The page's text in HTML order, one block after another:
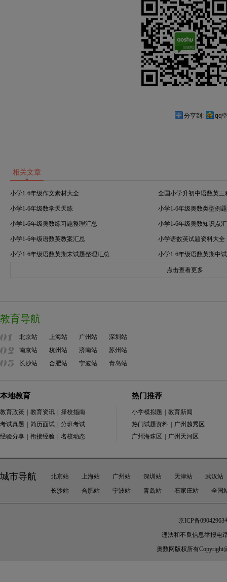
分享到: qq
相关文章
小学1-6年级作文素材大全 全国小学升初中语数英三
小学1-6年级数学天天练 小学1-6年级奥数类型例
小学1-6年级奥数练习题整理汇总 小学1-6年级奥数知识点
小学1-6年级语数英教案汇总 小学语数英试题资料大全
小学1-6年级语数英期末试题整理汇总 小学1-6年级语数英期中
点击查看更多
教育导航
北京站 上海站 广州站
深圳站
南京站
杭州站 济南站
苏州站
长沙站
合肥站 宁波站 青岛站
本地教育
教育政策 教育资讯
择校指南
考试真题
简历面试
分班考试
经验分享
衔接经验 名校动态
热门推荐
小学模拟题
教育新闻
热门试题资料
广州越秀区
广州海珠区
广州天河区
城市导航 北京站 上海站 广州站 深圳站 天津站
武汉站
长沙站
合肥站 宁波站 青岛站 石家庄站 全国
京ICP备09042963
违法和不良信息举报电
奥数网 版权所有